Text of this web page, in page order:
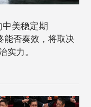
美稳定期
能否奏效，将取决
实力。